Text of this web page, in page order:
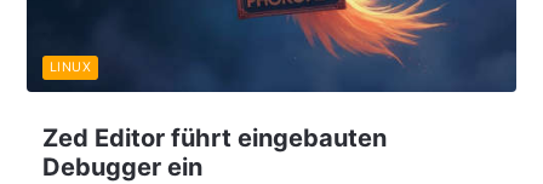
Zed Editor führt eingebauten
Debugger ein
LINUX